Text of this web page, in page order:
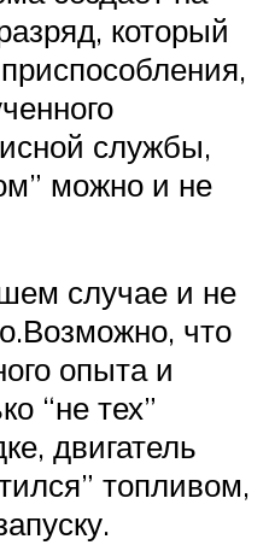
который
службы,
можно и не
случае и не
что
опыта и
“не тех”
двигатель
топливом,